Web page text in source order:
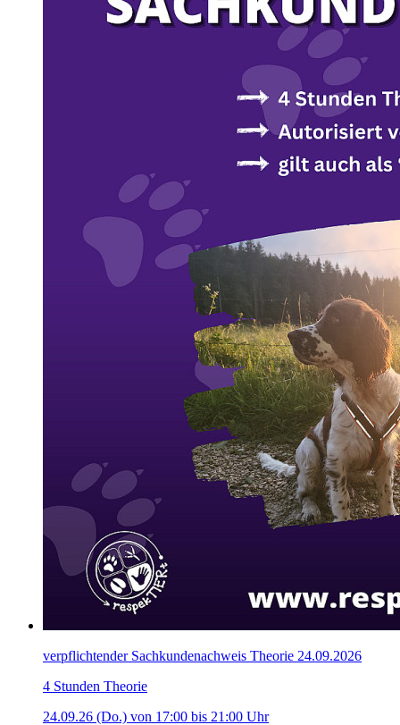
verpflichtender Sachkundenachweis Theorie 24.09.2026
4 Stunden Theorie
24.09.26 (Do.) von 17:00 bis 21:00 Uhr